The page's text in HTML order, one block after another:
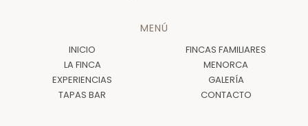
MENÚ
INICIO
LA FINCA
EXPERIENCIAS
TAPAS BAR
FINCAS FAMILIARES
MENORCA
GALERÍA
CONTACTO